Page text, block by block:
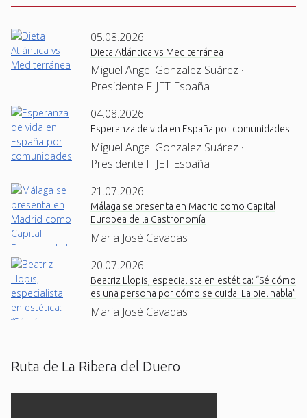
05.08.2026
Dieta Atlántica vs Mediterránea
Miguel Angel Gonzalez Suárez ·
Presidente FIJET España
04.08.2026
Esperanza de vida en España por comunidades
Miguel Angel Gonzalez Suárez ·
Presidente FIJET España
21.07.2026
Málaga se presenta en Madrid como Capital
Europea de la Gastronomía
Maria José Cavadas
20.07.2026
Beatriz Llopis, especialista en estética: “Sé cómo
es una persona por cómo se cuida. La piel habla”
Maria José Cavadas
Ruta de La Ribera del Duero